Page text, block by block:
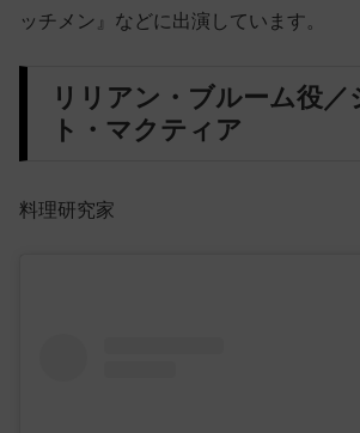
ッチメン』などに出演しています。
リリアン・ブルーム役／
ト・マクティア
料理研究家